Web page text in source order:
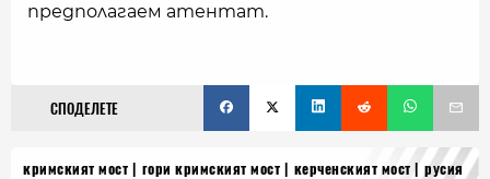
предполагаем атентат.
СПОДЕЛЕТЕ
кримският мост гори кримският мост керченският мост
русия